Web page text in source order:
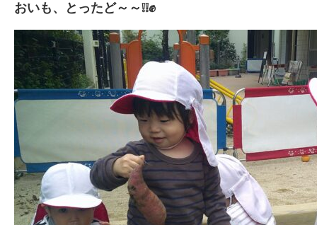
おいも、とったど～～❕❕✊